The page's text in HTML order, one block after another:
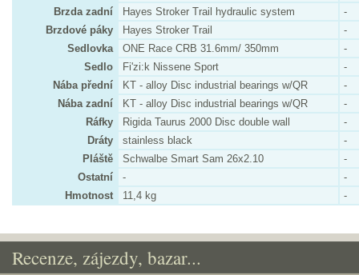
Brzda zadní
Hayes Stroker Trail hydraulic system
-
Brzdové páky
Hayes Stroker Trail
-
Sedlovka
ONE Race CRB 31.6mm/ 350mm
-
Sedlo
Fi'zi:k Nissene Sport
-
Nába přední
KT - alloy Disc industrial bearings w/QR
-
Nába zadní
KT - alloy Disc industrial bearings w/QR
-
Ráfky
Rigida Taurus 2000 Disc double wall
-
Dráty
stainless black
-
Pláště
Schwalbe Smart Sam 26x2.10
-
Ostatní
-
-
Hmotnost
11,4 kg -
Recenze, zájezdy, bazar...